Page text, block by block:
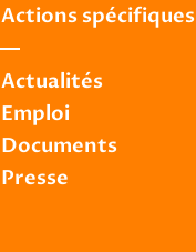
Actions spécifiques
Actualités
Emploi
Documents
Presse